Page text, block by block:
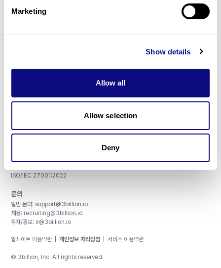
Marketing
Show details
Allow all
Allow selection
Deny
매달 뉴스레터를 통해 최신 블로그 포스트와 소식을 받아보세요.
주식회사 쓰리빌리언
서울특별시 강남구 테헤란로 415, 8층
사업자등록번호: 290-81-00524
대표이사: 금창원
ISO/IEC 27001:2022
문의
일반 문의: support@3billion.io
채용: recruiting@3billion.io
투자/홍보: ir@3billion.io
웹사이트 이용약관 개인정보 처리방침 서비스 이용약관
© 3billion, Inc. All rights reserved.